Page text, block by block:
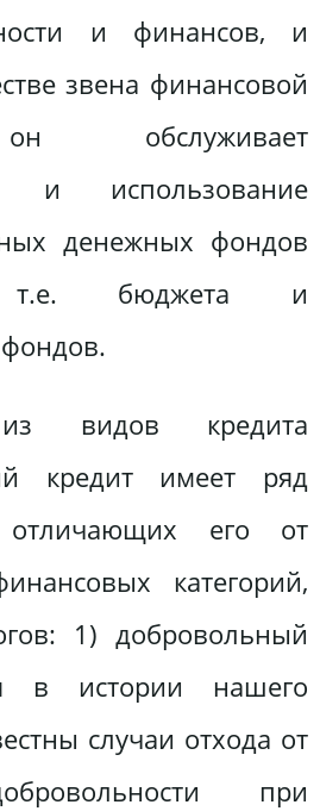
и финансов, и
звена финансовой
обслуживает
и использование
денежных фондов
т.е. бюджета и
видов кредита
кредит имеет ряд
отличающих его от
категорий,
1) добровольный
в истории нашего
случаи отхода от
при